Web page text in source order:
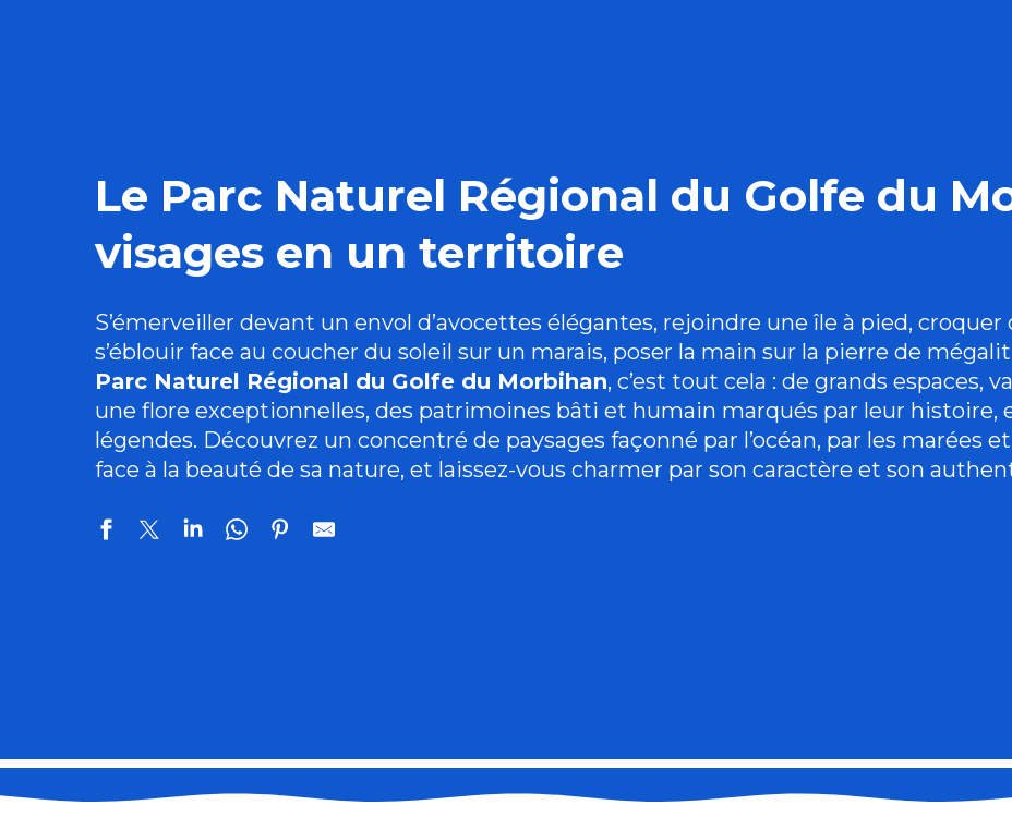
Le Parc Naturel Régional du Golfe du
visages en un territoire
S’émerveiller devant un envol d’avocettes élégantes, rejoindre une île à pied,
s’éblouir face au coucher du soleil sur un marais, poser la main sur la pierre de
Parc Naturel Régional du Golfe du Morbihan, c’est tout cela : de grands espaces,
une flore exceptionnelles, des patrimoines bâti et humain marqués par leur histoire,
légendes. Découvrez un concentré de paysages façonné par l’océan, par les marées
face à la beauté de sa nature, et laissez-vous charmer par son caractère et son